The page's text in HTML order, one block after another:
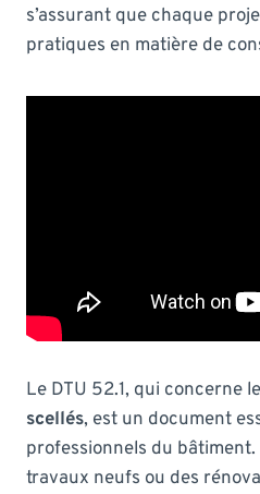
s’assurant que chaque
pratiques en matière de
Le DTU 52.1, qui concerne
scellés, est un document
professionnels du
travaux neufs ou des